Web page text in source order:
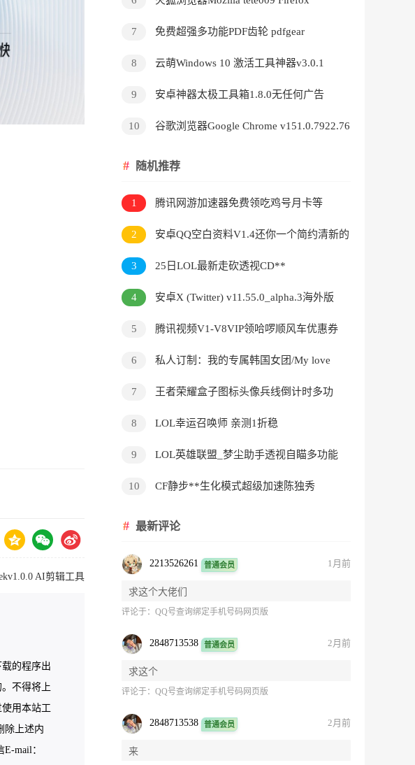
AI剪辑工具
的程序出
不得将上
用本站工
除上述内
mail：
7
免费超强多功能PDF齿轮 pdfgear
8
云萌Windows 10 激活工具神器v3.0.1
9 安卓神器太极工具箱1.8.0无任何广告
10
谷歌浏览器Google Chrome v151.0.7922.76
随机推荐
1 腾讯网游加速器免费领吃鸡号月卡等
2
安卓QQ空白资料V1.4还你一个简约清新的
资料面板
3
25日LOL最新走砍透视CD**
4 安卓X (Twitter) v11.55.0_alpha.3海外版
5 腾讯视频V1-V8VIP领哈啰顺风车优惠券
6
私人订制：我的专属韩国女团/My love
7
王者荣耀盒子图标头像兵线倒计时多功
8
LOL幸运召唤师 亲测1折稳
9
LOL英雄联盟_梦尘助手透视自瞄多功能
10
CF静步**生化模式超级加速陈独秀
最新评论
2213526261 普通会员 1月前
求这个大佬们
评论于：QQ号查询绑定手机号码网页版
2848713538 普通会员 2月前
求这个
评论于：QQ号查询绑定手机号码网页版
2848713538 普通会员 2月前
来